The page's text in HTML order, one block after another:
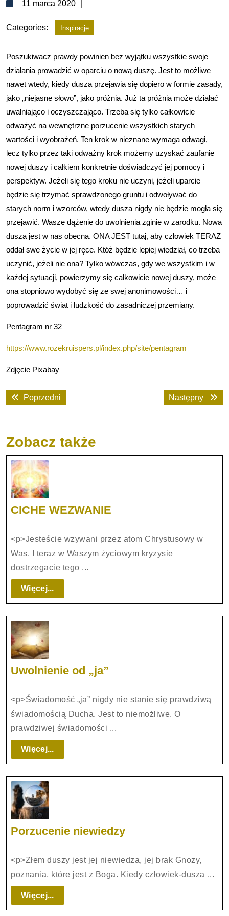
11 marca 2020
marca
2020
Categories: Inspiracje
Poszukiwacz prawdy powinien bez wyjątku wszystkie swoje
działania prowadzić w oparciu o nową duszę. Jest to możliwe
nawet wtedy, kiedy dusza przejawia się dopiero w formie zasady,
jako „niejasne słowo”, jako próżnia. Już ta próżnia może działać
uwalniająco i oczyszczająco. Trzeba się tylko całkowicie
odważyć na wewnętrzne porzucenie wszystkich starych
wartości i wyobrażeń. Ten krok w nieznane wymaga odwagi,
lecz tylko przez taki odważny krok możemy uzyskać zaufanie
nowej duszy i całkiem konkretnie doświadczyć jej pomocy i
perspektyw. Jeżeli się tego kroku nie uczyni, jeżeli uparcie
będzie się trzymać sprawdzonego gruntu i odwoływać do
starych norm i wzorców, wtedy dusza nigdy nie będzie mogła się
przejawić. Wasze dążenie do uwolnienia zginie w zarodku. Nowa
dusza jest w nas obecna. ONA JEST tutaj, aby człowiek TERAZ
oddał swe życie w jej ręce. Któż będzie lepiej wiedział, co trzeba
uczynić, jeżeli nie ona? Tylko wówczas, gdy we wszystkim i w
każdej sytuacji, powierzymy się całkowicie nowej duszy, może
ona stopniowo wydobyć się ze swej anonimowości… i
poprowadzić świat i ludzkość do zasadniczej przemiany.
Pentagram nr 32
https://www.rozekruispers.pl/index.php/site/pentagram
Zdjęcie Pixabay
Nawigacja
wpisu
Poprzedni Następny
Next
Zobacz także
CICHE WEZWANIE
<p>Jesteście wzywani przez atom Chrystusowy w
Was. I teraz w Waszym życiowym kryzysie
dostrzegacie tego ...
Więcej...
Uwolnienie od „ja”
„ja”
<p>Świadomość „ja” nigdy nie stanie się prawdziwą
świadomością Ducha. Jest to niemożliwe. O
prawdziwej świadomości ...
Więcej...
Porzucenie niewiedzyPorzucenie
<p>Złem duszy jest jej niewiedza, jej brak Gnozy,
poznania, które jest z Boga. Kiedy człowiek-dusza ...
Więcej...